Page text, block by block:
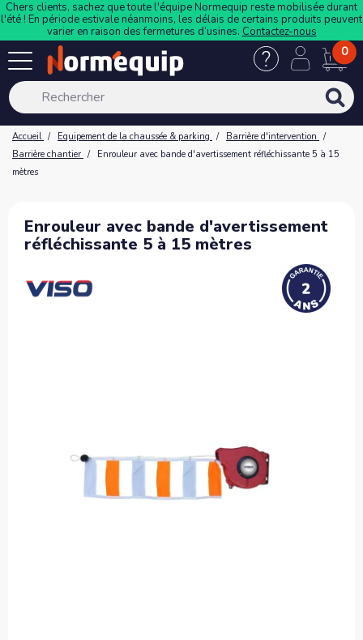
Chers clients, sachez que toute l'équipe Normequip reste mobilisée durant
l'été ! En période estivale néanmoins, les délais de certains produits peuvent
varier en raison des fermetures d’usines. Contactez-nous
0
Accueil Equipement de la chaussée & parking
Barrière d'intervention
Barrière chantier
Enrouleur avec bande d'avertissement réfléchissante 5 à 15
mètres
Enrouleur avec bande d'avertissement
réfléchissante 5 à 15 mètres